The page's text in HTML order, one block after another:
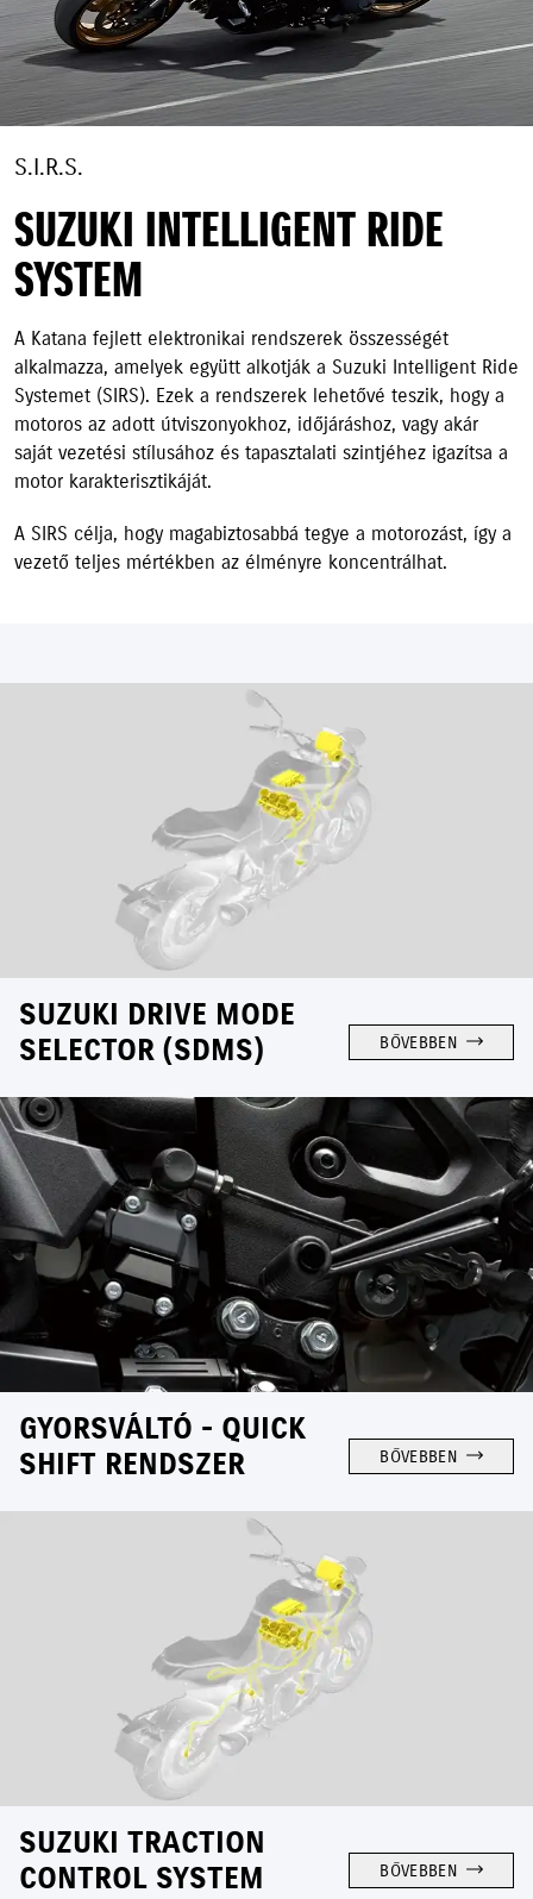
S.I.R.S.
SUZUKI INTELLIGENT RIDE
SYSTEM
A Katana fejlett elektronikai rendszerek összességét
alkalmazza, amelyek együtt alkotják a Suzuki Intelligent Ride
Systemet (SIRS). Ezek a rendszerek lehetővé teszik, hogy a
motoros az adott útviszonyokhoz, időjáráshoz, vagy akár
saját vezetési stílusához és tapasztalati szintjéhez igazítsa a
motor karakterisztikáját.
A SIRS célja, hogy magabiztosabbá tegye a motorozást, így a
vezető teljes mértékben az élményre koncentrálhat.
SUZUKI DRIVE MODE
SELECTOR (SDMS)
BŐVEBBEN
GYORSVÁLTÓ - QUICK
SHIFT RENDSZER
BŐVEBBEN
SUZUKI TRACTION
CONTROL SYSTEM
BŐVEBBEN